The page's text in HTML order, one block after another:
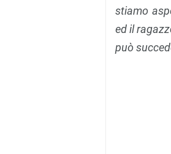
stiamo
ed il
può